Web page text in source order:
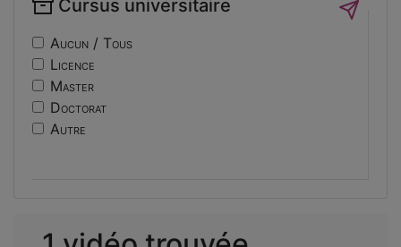
Sécurité
Sociologie
if14
ri
usinage
edc
engineering
ev14
osticket
Cursus universitaire
Aucun / Tous
Licence
Master
Doctorat
Autre